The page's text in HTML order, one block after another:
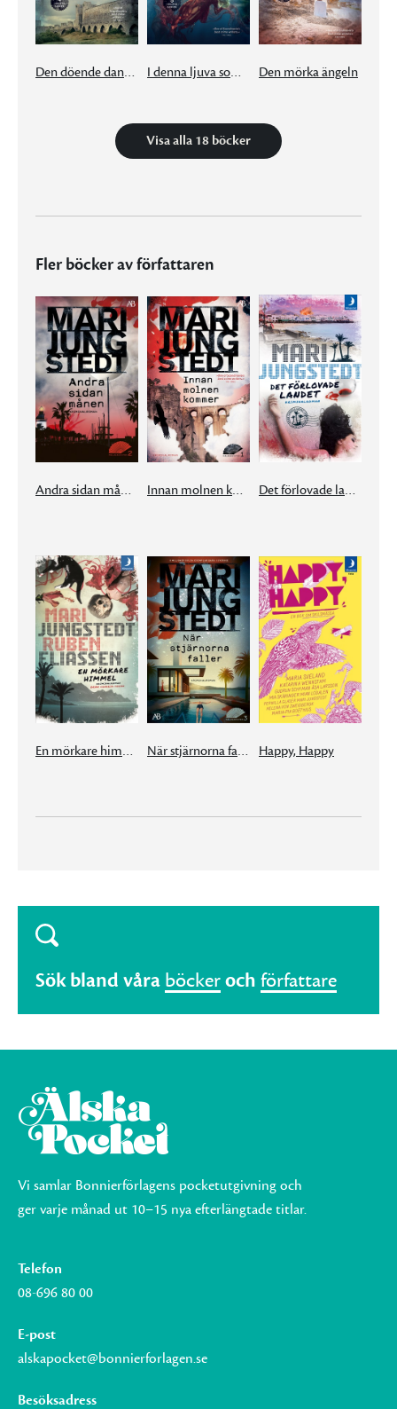
Den döende dandyn I denna ljuva sommartid Den mörka ängeln
Visa alla 18 böcker
Fler böcker av författaren
Andra sidan månen Innan molnen kommer Det förlovade landet
En mörkare himmel När stjärnorna faller Happy, Happy
Sök bland våra böckeroch författare
Vi samlar Bonnierförlagens pocketutgivning och
ger varje månad ut 10–15 nya efterlängtade titlar.
Telefon
08-696 80 00
E-post
alskapocket@bonnierforlagen.se
Besöksadress